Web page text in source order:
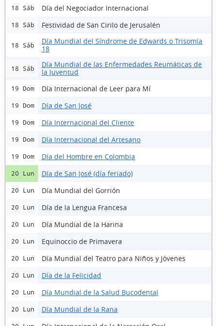
18 Sáb Día del Negociador Internacional
18 Sáb Festividad de San Cirilo de Jerusalén
18 Sáb
Día Mundial del Síndrome de Edwards o Trisomía
18
18 Sáb
Día Mundial de las Enfermedades Reumáticas de
la Juventud
19 Dom Día Internacional de Leer para Mí
19 Dom Día de San José
19 Dom Día Internacional del Cliente
19 Dom Día Internacional del Artesano
19 Dom Día del Hombre en Colombia
20 Lun Día de San José (día feriado)
20 Lun Día Mundial del Gorrión
20 Lun Día de la Lengua Francesa
20 Lun Día Mundial de la Harina
20 Lun Equinoccio de Primavera
20 Lun Día Mundial del Teatro para Niños y Jóvenes
20 Lun Día de la Felicidad
20 Lun Día Mundial de la Salud Bucodental
20 Lun Día Mundial de la Rana